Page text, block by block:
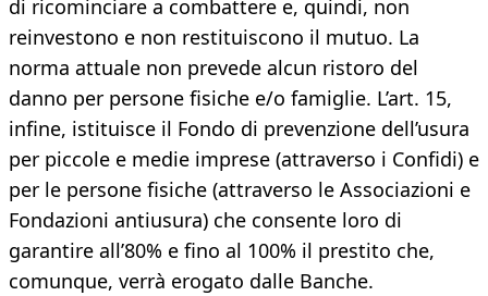
di ricominciare a combattere e, quindi, non
reinvestono e non restituiscono il mutuo. La
norma attuale non prevede alcun ristoro del
danno per persone fisiche e/o famiglie. L’art. 15,
infine, istituisce il Fondo di prevenzione dell’usura
per piccole e medie imprese (attraverso i Confidi) e
per le persone fisiche (attraverso le Associazioni e
Fondazioni antiusura) che consente loro di
garantire all’80% e fino al 100% il prestito che,
comunque, verrà erogato dalle Banche.